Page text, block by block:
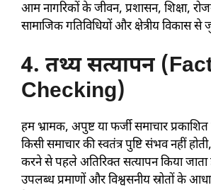
आम नागरिकों के जीवन, प्रशासन, शिक्षा,
सामाजिक गतिविधियों और क्षेत्रीय विकास से
4. तथ्य सत्यापन
Checking)
हम भ्रामक, अपुष्ट या फर्जी समाचार
किसी समाचार की स्वतंत्र पुष्टि संभव नहीं
करने से पहले अतिरिक्त सत्यापन किया जाता
उपलब्ध प्रमाणों और विश्वसनीय स्रोतों के